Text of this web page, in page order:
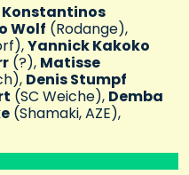
Konstantinos
Wolf (Rodange),
Yannick Kakoko
(?), Matisse
Denis Stumpf
(SC Weiche), Demba
(Shamaki, AZE),